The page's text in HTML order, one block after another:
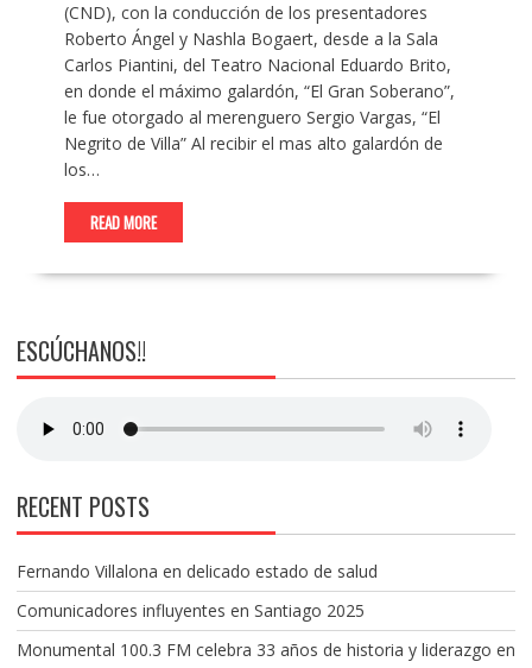
(CND), con la conducción de los presentadores
Roberto Ángel y Nashla Bogaert, desde a la Sala
Carlos Piantini, del Teatro Nacional Eduardo Brito,
en donde el máximo galardón, “El Gran Soberano”,
le fue otorgado al merenguero Sergio Vargas, “El
Negrito de Villa” Al recibir el mas alto galardón de
los…
READ MORE
ESCÚCHANOS!!
RECENT POSTS
Fernando Villalona en delicado estado de salud
Comunicadores influyentes en Santiago 2025
Monumental 100.3 FM celebra 33 años de historia y liderazgo en